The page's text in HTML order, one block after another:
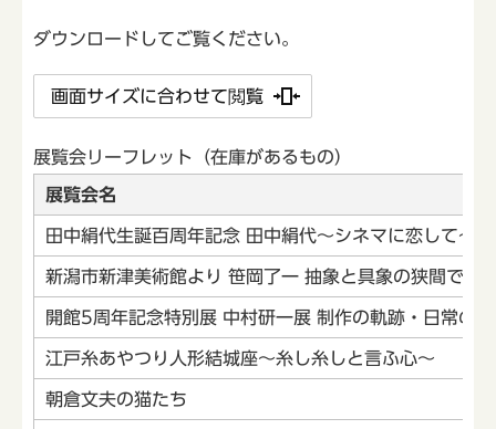
ダウンロードしてご覧ください。
画面サイズに合わせて閲覧
展覧会リーフレット（在庫があるもの）
展覧会名
田中絹代生誕百周年記念 田中絹代～シネマに恋して～
新潟市新津美術館より 笹岡了一 抽象と具象の狭間で
開館5周年記念特別展 中村研一展 制作の軌跡・日常の
江戸糸あやつり人形結城座～糸し糸しと言ふ心～
朝倉文夫の猫たち